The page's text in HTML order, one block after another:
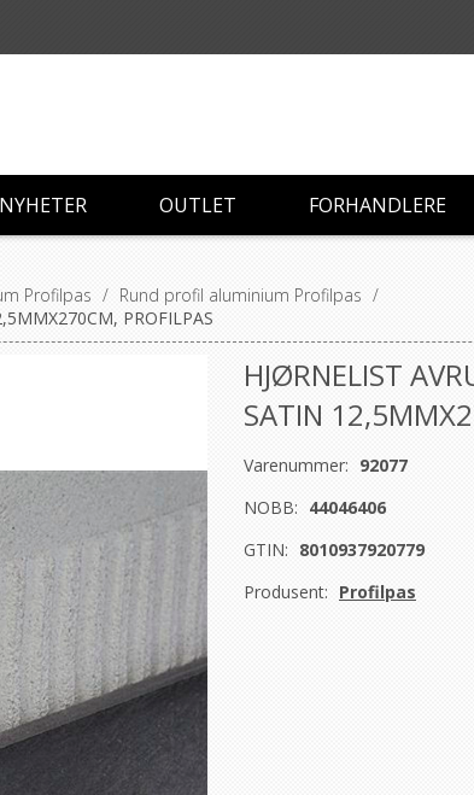
NYHETER OUTLET FORHANDLERE
Profilpas / Rund profil aluminium Profilpas /
PROFILPAS
HJØRNELIST
SATIN
Varenummer: 92077
NOBB: 44046406
GTIN: 8010937920779
Produsent: Profilpas